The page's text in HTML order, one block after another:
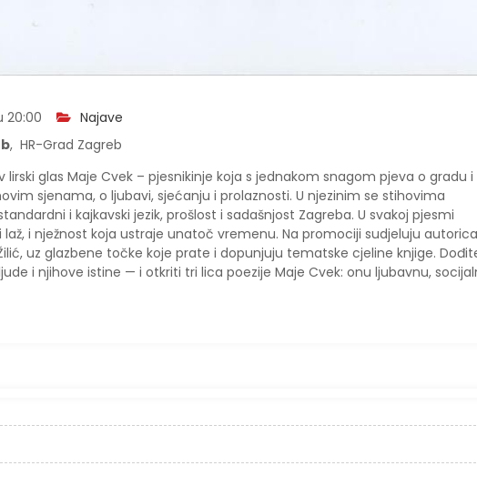
20:00
Najave
, HR-Grad Zagreb
lirski glas Maje Cvek – pjesnikinje koja s jednakom snagom pjeva o gradu i
sjenama, o ljubavi, sjećanju i prolaznosti. U njezinim se stihovima
i kajkavski jezik, prošlost i sadašnjost Zagreba. U svakoj pjesmi
i nježnost koja ustraje unatoč vremenu. Na promociji sudjeluju autorica
uz glazbene točke koje prate i dopunjuju tematske cjeline knjige.
i njihove istine — i otkriti tri lica poezije Maje Cvek: onu ljubavnu,